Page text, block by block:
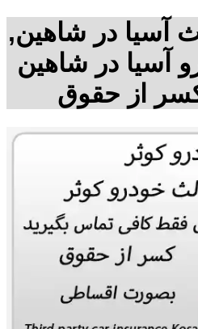
آسیا در شاهین,
آسیا در شاهین
از حقوق